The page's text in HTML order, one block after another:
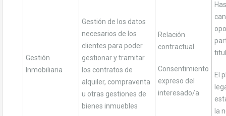
Gestión
Inmobiliaria
Gestión de los datos
necesarios de los
clientes para poder
gestionar y tramitar
los contratos de
alquiler, compraventa
u otras gestiones de
bienes inmuebles
Relación
contractual
Consentimiento
expreso del
interesado/a
El
la